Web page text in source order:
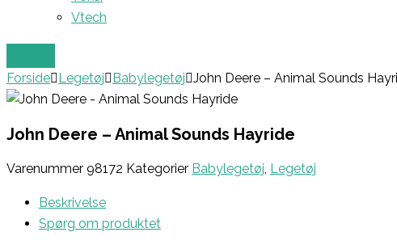
Vtech
Forside Legetøj Babylegetøj John Deere – Animal Sounds
John Deere – Animal Sounds Hayride
Varenummer 98172 Kategorier Babylegetøj, Legetøj
Beskrivelse
Spørg om produktet